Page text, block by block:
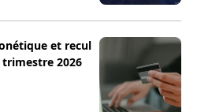
et recul
2026